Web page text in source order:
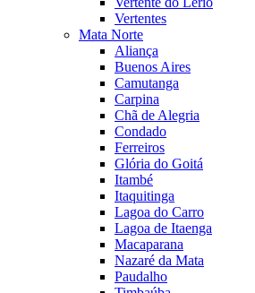
Vertentes
Mata Norte
Aliança
Buenos Aires
Camutanga
Carpina
Chã de Alegria
Condado
Ferreiros
Glória do Goitá
Itambé
Itaquitinga
Lagoa do Carro
Lagoa de Itaenga
Macaparana
Nazaré da Mata
Paudalho